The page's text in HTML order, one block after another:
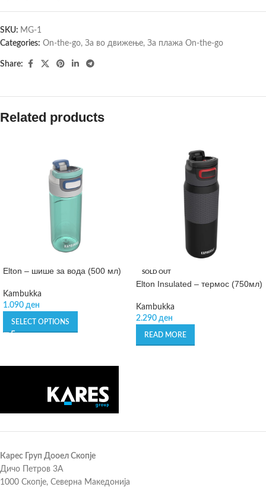
SKU: MG-1
Categories: On-the-go, За во движење, За плажа On-the-go
Share:
Related products
Elton – шише за вода (500 мл)
Kambukka
1.090 ден
SELECT OPTIONS
SOLD OUT
Elton Insulated – термос (750мл)
Kambukka
2.290 ден
READ MORE
Карес Груп Дооел Скопје
Дичо Петров 3А
1000 Скопје, Северна Македонија